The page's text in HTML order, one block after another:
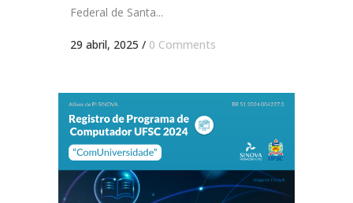
Federal de Santa...
29 abril, 2025 / 0 Comments